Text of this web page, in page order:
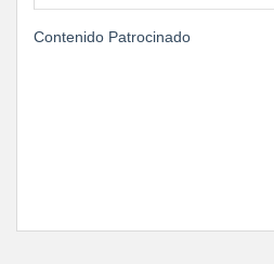
Contenido Patrocinado